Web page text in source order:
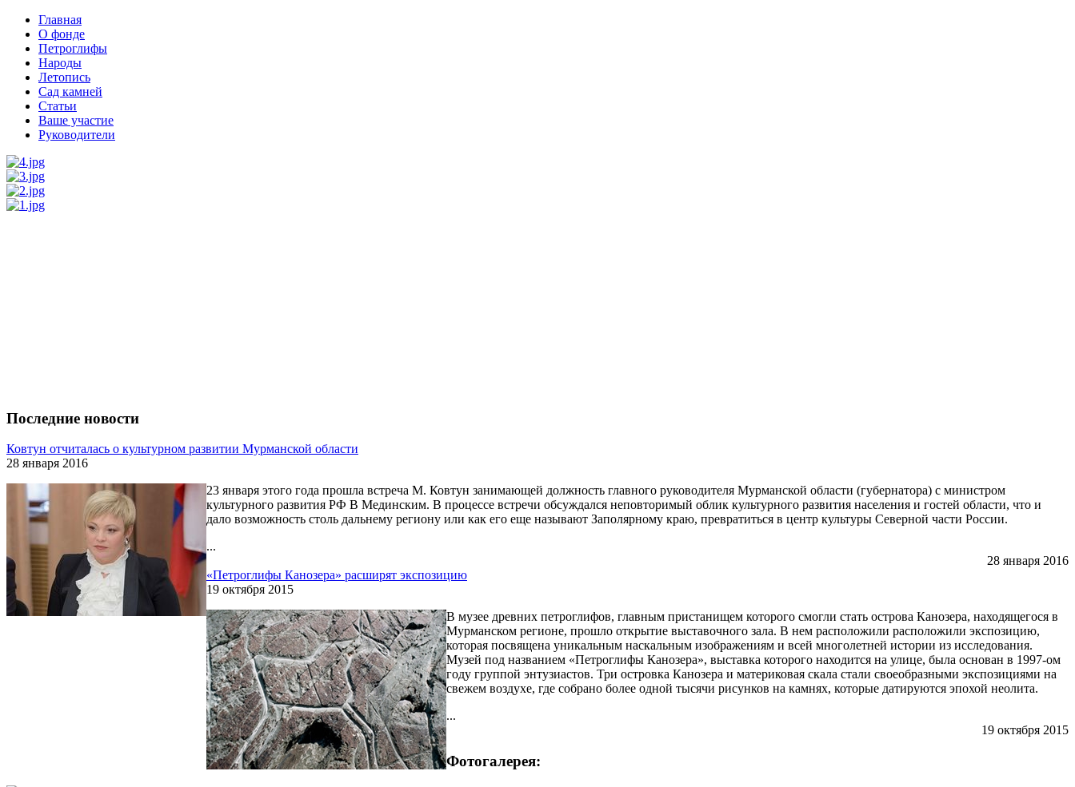
Главная
О фонде
Петроглифы
Народы
Летопись
Сад камней
Статьи
Ваше участие
Руководители
Последние новости
Ковтун отчиталась о культурном развитии Мурманской области
28 января 2016
23 января этого года прошла встреча М. Ковтун занимающей должность главного руководителя Мурманской области (губернатора) с министром
культурного развития РФ В Мединским. В процессе встречи обсуждался неповторимый облик культурного развития населения и гостей области, что и
дало возможность столь дальнему региону или как его еще называют Заполярному краю, превратиться в центр культуры Северной части России.
...
28 января 2016
«Петроглифы Канозера» расширят экспозицию
19 октября 2015
В музее древних петроглифов, главным пристанищем которого смогли стать острова Канозера, находящегося в
Мурманском регионе, прошло открытие выставочного зала. В нем расположили расположили экспозицию,
которая посвящена уникальным наскальным изображениям и всей многолетней истории из исследования.
Музей под названием «Петроглифы Канозера», выставка которого находится на улице, была основан в 1997-ом
году группой энтузиастов. Три островка Канозера и материковая скала стали своеобразными экспозициями на
свежем воздухе, где собрано более одной тысячи рисунков на камнях, которые датируются эпохой неолита.
...
19 октября 2015
Фотогалерея: